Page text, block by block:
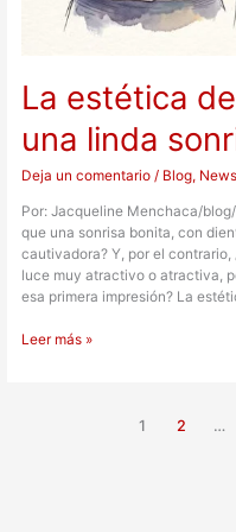
La estética
una linda
Deja un comentario / Blog,
Por: Jacqueline Menchaca/
que una sonrisa bonita, con
cautivadora? Y, por el
luce muy atractivo o atractiva,
esa primera impresión? La
Leer más »
1 2 …